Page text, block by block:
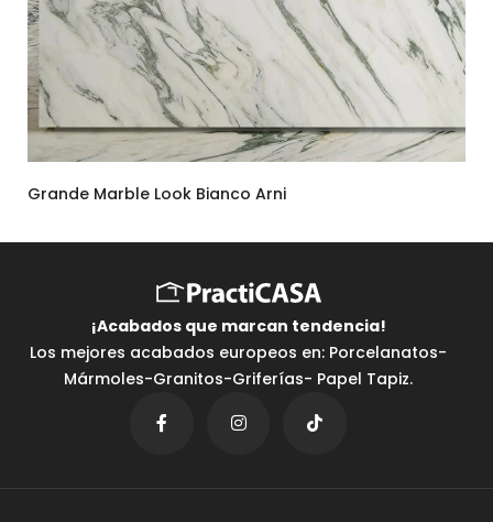
Grande Marble Look Bianco Arni
¡Acabados que marcan tendencia⁣!
Los mejores acabados europeos en: Porcelanatos-
Mármoles-Granitos-Griferías- Papel Tapiz.